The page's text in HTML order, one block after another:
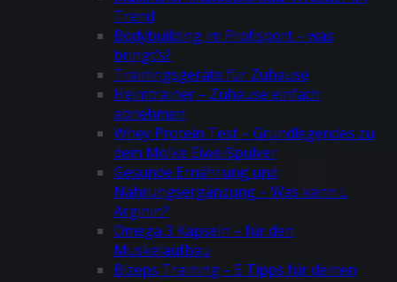
Trend
Bodybuilding im Profisport – was
bringt’s?
Trainingsgeräte für Zuhause
Heimtrainer – Zuhause einfach
abnehmen
Whey Protein Test – Grundlegendes zu
dem Molke Eiweißpulver
Gesunde Ernährung und
Nahrungsergänzung – Was kann L
Arginin?
Omega 3 Kapseln – für den
Muskelaufbau
Bizeps Training – 5 Tipps für deinen